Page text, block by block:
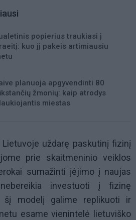
popierius traukiasi į
kuo jį pakeis artimiausiu
planuoja apgyvendinti 80
žmonių: kaip atrodys
miestas
uždarę paskutinį fizinį
prie skaitmeninio veiklos
sumažinti įėjimo į naujas
investuoti į fizinę
šį modelį galime replikuoti ir
esame vienintelė lietuviško